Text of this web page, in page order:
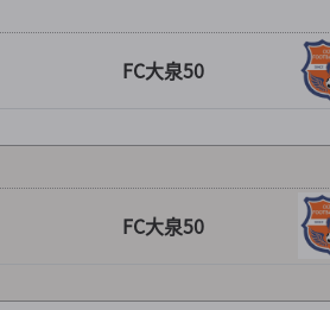
FC大泉50
FC大泉50